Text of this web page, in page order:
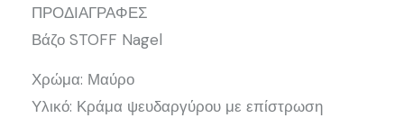
ΠΡΟΔΙΑΓΡΑΦΕΣ
Βάζο STOFF Nagel
Χρώμα: Μαύρο
Υλικό: Κράμα ψευδαργύρου με επίστρωση